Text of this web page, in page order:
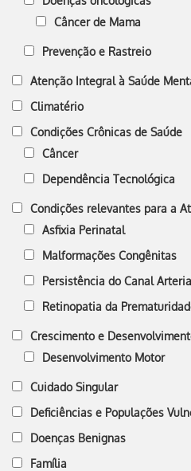
Câncer de Mama
Prevenção e Rastreio
Atenção Integral à Saúde
Climatério
Condições Crônicas de Saúde
Câncer
Dependência Tecnológica
Condições relevantes para a
Asfixia Perinatal
Malformações Congênitas
Persistência do Canal
Retinopatia da
Crescimento e
Desenvolvimento Motor
Cuidado Singular
Deficiências e Populações
Doenças Benignas
Família